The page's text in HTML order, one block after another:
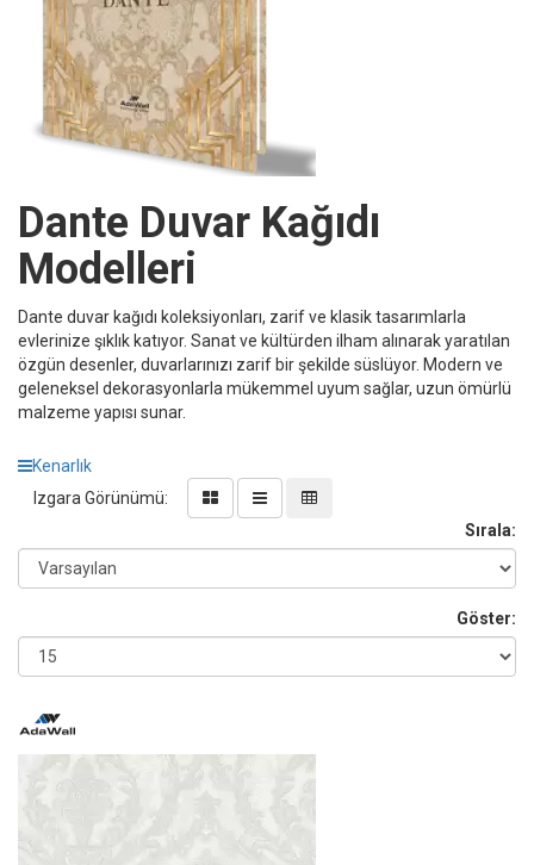
Dante Duvar Kağıdı
Modelleri
Dante duvar kağıdı koleksiyonları, zarif ve klasik tasarımlarla
evlerinize şıklık katıyor. Sanat ve kültürden ilham alınarak yaratılan
özgün desenler, duvarlarınızı zarif bir şekilde süslüyor. Modern ve
geleneksel dekorasyonlarla mükemmel uyum sağlar, uzun ömürlü
malzeme yapısı sunar.
Kenarlık
Izgara Görünümü:
Sırala:
Göster: